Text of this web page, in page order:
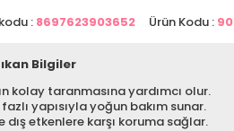
: 8697623903652 Ürün Kodu :
Bilgiler
kolay taranmasına yardımcı olur.
yapısıyla yoğun bakım sunar.
dış etkenlere karşı koruma sağlar.